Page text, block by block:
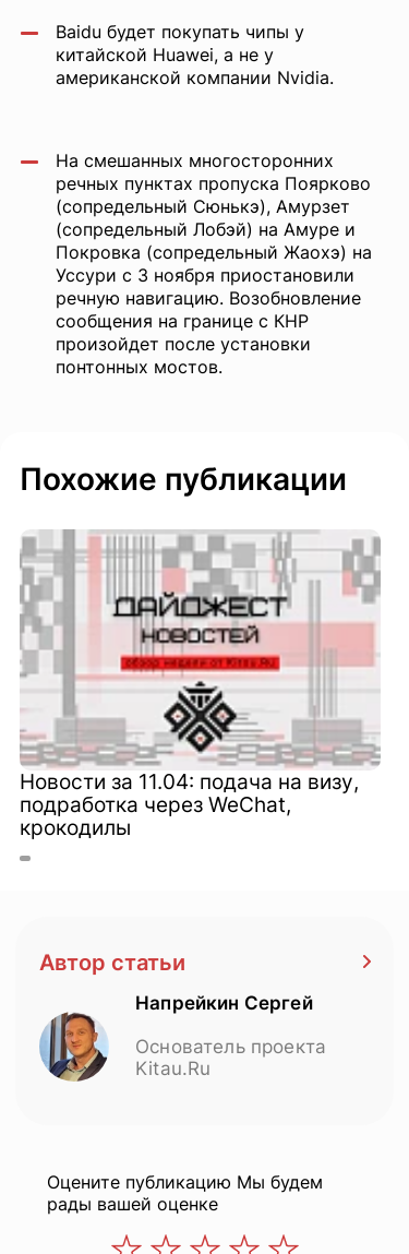
Baidu будет покупать чипы у
китайской Huawei, а не у
американской компании Nvidia.
На смешанных многосторонних
речных пунктах пропуска Поярково
(сопредельный Сюнькэ), Амурзет
(сопредельный Лобэй) на Амуре и
Покровка (сопредельный Жаохэ) на
Уссури с 3 ноября приостановили
речную навигацию. Возобновление
сообщения на границе с КНР
произойдет после установки
понтонных мостов.
Похожие публикации
Новости за 11.04: подача на визу,
подработка через WeChat,
крокодилы
Автор статьи
Напрейкин Сергей
Основатель проекта
Kitau.Ru
Оцените публикацию Мы будем
рады вашей оценке